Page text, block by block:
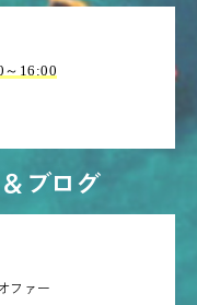
～16:00
ブログ
ファー